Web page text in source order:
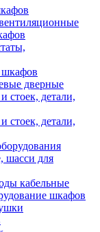
дверные
детали,
детали,
шасси для
кабельные
шкафов